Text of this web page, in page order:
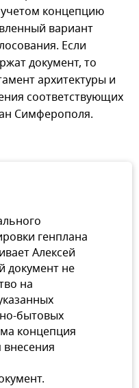
концепцию
вариант
Если
документ, то
архитектуры и
соответствующих
Симферополя.
генплана
Алексей
документ не
на
бытовых
концепция